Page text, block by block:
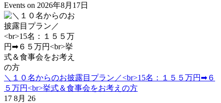
Events on 2026年8月17日
＼１０名からのお披露目プラン／<br>15名：１５５万円➡６
５万円<br>挙式＆食事会をお考えの方
17 8月 26